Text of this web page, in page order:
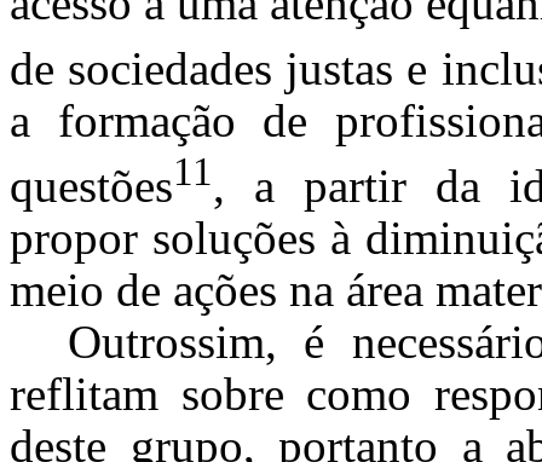
de sociedades justas e
a formação de
questões11, a partir da
propor soluções à
meio de ações na área
Outrossim, é
reflitam sobre como
deste grupo, portanto a